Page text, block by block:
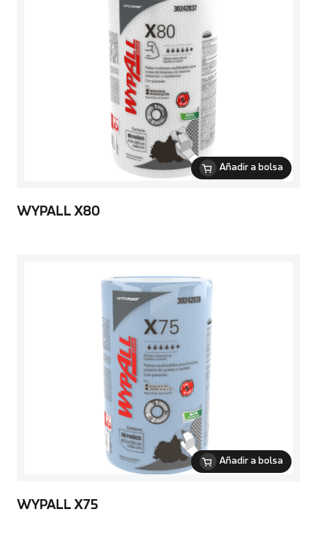
Añadir a bolsa
WYPALL X80
Añadir a bolsa
WYPALL X75